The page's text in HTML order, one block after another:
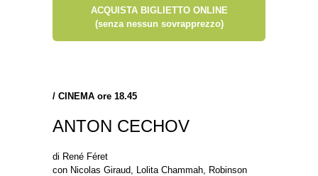
ACQUISTA BIGLIETTO ONLINE
(senza nessun sovrapprezzo)
/ CINEMA ore 18.45
ANTON CECHOV
di René Féret
con Nicolas Giraud, Lolita Chammah, Robinson